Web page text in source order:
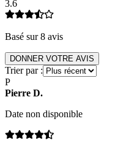
3.6
Basé sur8 avis
DONNER VOTRE AVIS
Trier par :
P
Pierre D.
Date non disponible